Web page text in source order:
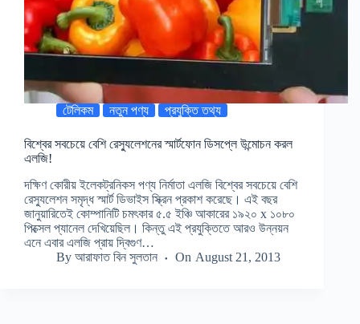
টেলিকম নতুন পণ্য প্রযুক্তি তথ্য
বিশ্বের সবচেয়ে বেশি রেস্যুলেশনের স্মার্টফোন ডিসপ্লে উন্মোচন করল
এলজি!
দক্ষিণ কোরীয় ইলেকট্রনিকস পণ্য নির্মাতা এলজি বিশ্বের সবচেয়ে বেশি
রেস্যুলেশন সমৃদ্ধ স্মার্ট ডিভাইস স্ক্রিন প্রকাশ করেছে। এই বছর
জানুয়ারিতেই কোম্পানিটি চমৎকার ৫.৫ ইঞ্চি আকারের ১৯২০ x ১০৮০
পিক্সেল প্যানেল দেখিয়েছিল। কিন্তু এই প্রযুক্তিতে আরও উন্নয়ন
এনে এবার এলজি প্রায় দ্বিগুণ…
By আরাফাত বিন সুলতান On August 21, 2013